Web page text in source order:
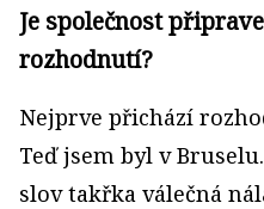
Je společnost
rozhodnutí?
Nejprve přichází
Teď jsem byl v
slov takřka válečná